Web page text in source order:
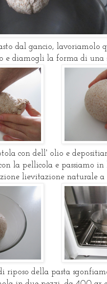
dal gancio, lavoriamolo
e diamogli la forma di una
con dell' olio e
la pellicola e passiamo in
lievitazione naturale a
riposo della pasta